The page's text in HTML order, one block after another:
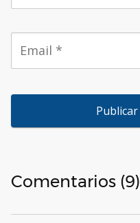
Comentarios (9)